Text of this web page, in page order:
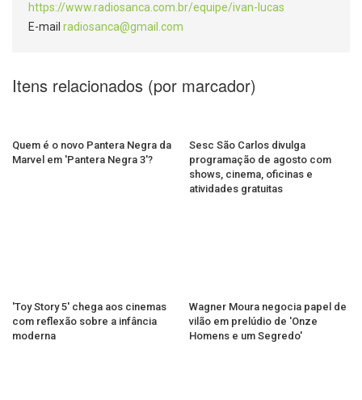
https://www.radiosanca.com.br/equipe/ivan-lucas
E-mail radiosanca@gmail.com
Itens relacionados (por marcador)
Quem é o novo Pantera Negra da
Marvel em 'Pantera Negra 3'?
Sesc São Carlos divulga
programação de agosto com
shows, cinema, oficinas e
atividades gratuitas
'Toy Story 5' chega aos cinemas
com reflexão sobre a infância
moderna
Wagner Moura negocia papel de
vilão em prelúdio de 'Onze
Homens e um Segredo'